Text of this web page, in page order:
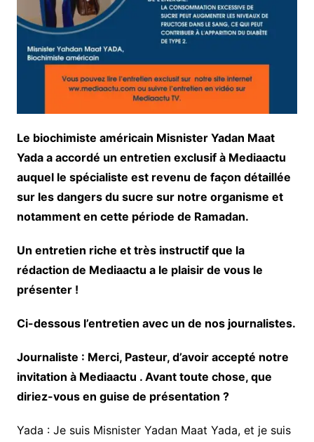
Le biochimiste américain Misnister Yadan Maat
Yada a accordé un entretien exclusif à Mediaactu
auquel le spécialiste est revenu de façon détaillée
sur les dangers du sucre sur notre organisme et
notamment en cette période de Ramadan.
Un entretien riche et très instructif que la
rédaction de Mediaactu a le plaisir de vous le
présenter !
Ci-dessous l’entretien avec un de nos journalistes.
Journaliste : Merci, Pasteur, d’avoir accepté notre
invitation à Mediaactu . Avant toute chose, que
diriez-vous en guise de présentation ?
Yada : Je suis Misnister Yadan Maat Yada, et je suis